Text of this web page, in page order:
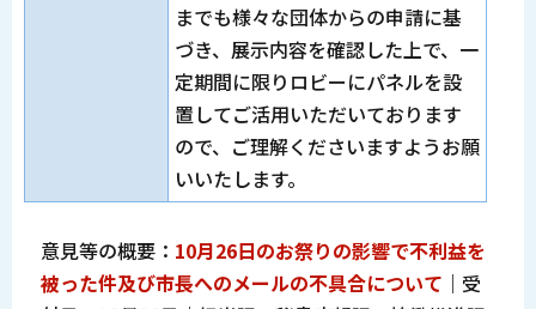
までも様々な団体からの申請に基
づき、展示内容を確認した上で、一
定期間に限りロビーにパネルを設
置してご活用いただいております
ので、ご理解くださいますようお願
いいたします。
意見等の概要： 10月26日のお祭りの影響で不利益を
被った件及び市長へのメールの不具合について ｜受